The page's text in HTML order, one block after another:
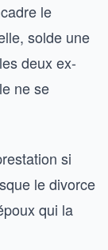
le
solde une
deux ex-
ne se
si
le divorce
qui la